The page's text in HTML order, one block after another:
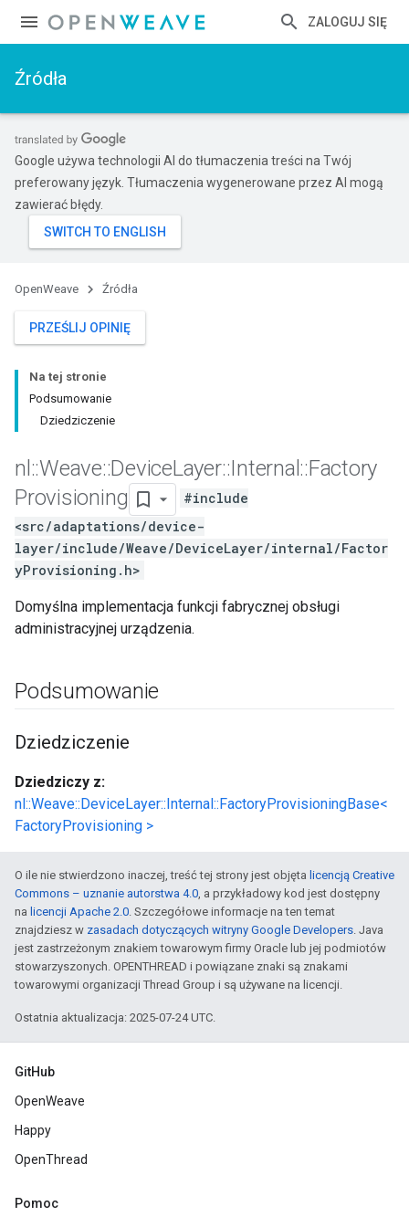
ZALOGUJ SIĘ
Źródła
Google używa technologii AI do tłumaczenia treści na Twój
preferowany język. Tłumaczenia wygenerowane przez AI mogą
zawierać błędy.
OpenWeave Źródła
PRZEŚLIJ OPINIĘ
Na tej stronie
Podsumowanie
Dziedziczenie
nl ::Weave::DeviceLayer::Internal ::Factory
Provisioning
#include
<src/adaptations/device-
layer/include/Weave/DeviceLayer/internal/Factor
yProvisioning.h>
Domyślna implementacja funkcji fabrycznej obsługi
administracyjnej urządzenia.
Podsumowanie
Dziedziczenie
Dziedziczy z:
nl::Weave::DeviceLayer::Internal::FactoryProvisioningBase<
FactoryProvisioning >
O ile nie stwierdzono inaczej, treść tej strony jest objęta licencją Creative
Commons – uznanie autorstwa 4.0, a przykładowy kod jest dostępny
na licencji Apache 2.0. Szczegółowe informacje na ten temat
znajdziesz w zasadach dotyczących witryny Google Developers. Java
jest zastrzeżonym znakiem towarowym firmy Oracle lub jej podmiotów
stowarzyszonych. OPENTHREAD i powiązane znaki są znakami
towarowymi organizacji Thread Group i są używane na licencji.
Ostatnia aktualizacja: 2025-07-24 UTC.
GitHub
OpenWeave
Happy
OpenThread
Pomoc